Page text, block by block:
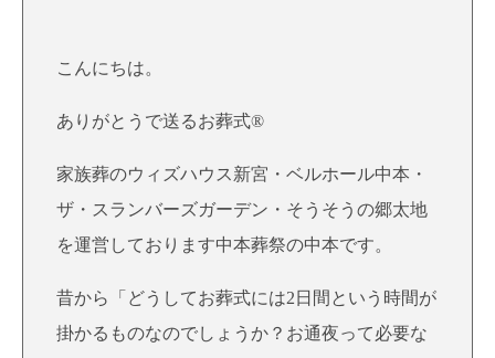
こんにちは。
ありがとうで送るお葬式®
家族葬のウィズハウス新宮・ベルホール中本・
ザ・スランバーズガーデン・そうそうの郷太地
を運営しております中本葬祭の中本です。
昔から「どうしてお葬式には2日間という時間が
掛かるものなのでしょうか？お通夜って必要な